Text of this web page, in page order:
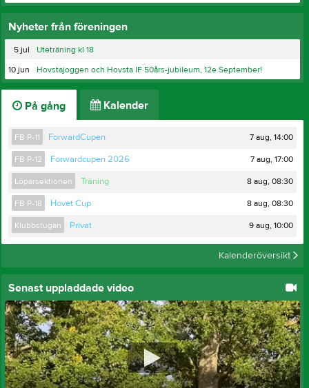
Nyheter från föreningen
5 jul
Uteträning kl 18
10 jun
Hovstajoggen och Hovsta IF 50års-jubileum, 12e September!
På gång Kalender
FB P-11 ForwardCupen 7 aug, 14:00
FB P-12 Forwardcupen 2026 7 aug, 17:00
Löparsektionen Träning 8 aug, 08:30
FB P-18 Hovet Cup 8 aug, 08:30
Klubbstugan Privat 9 aug, 10:00
Kalenderöversikt
Senast uppladdade video